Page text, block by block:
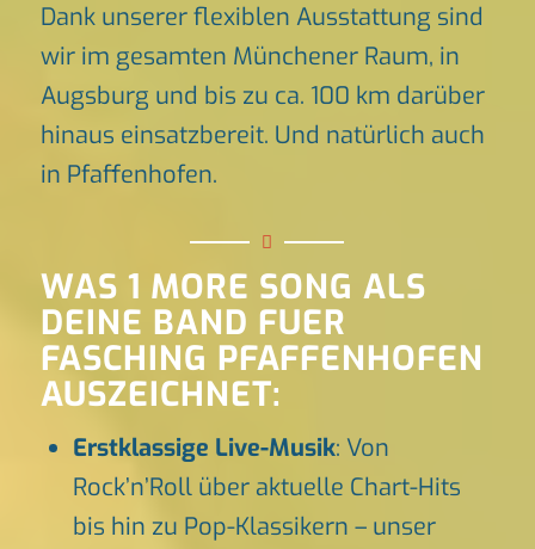
Dank unserer flexiblen Ausstattung sind
wir im gesamten Münchener Raum, in
Augsburg und bis zu ca. 100 km darüber
hinaus einsatzbereit. Und natürlich auch
in Pfaffenhofen.
WAS 1 MORE SONG ALS
DEINE BAND FUER
FASCHING PFAFFENHOFEN
AUSZEICHNET:
Erstklassige Live-Musik: Von
Rock’n’Roll über aktuelle Chart-Hits
bis hin zu Pop-Klassikern – unser